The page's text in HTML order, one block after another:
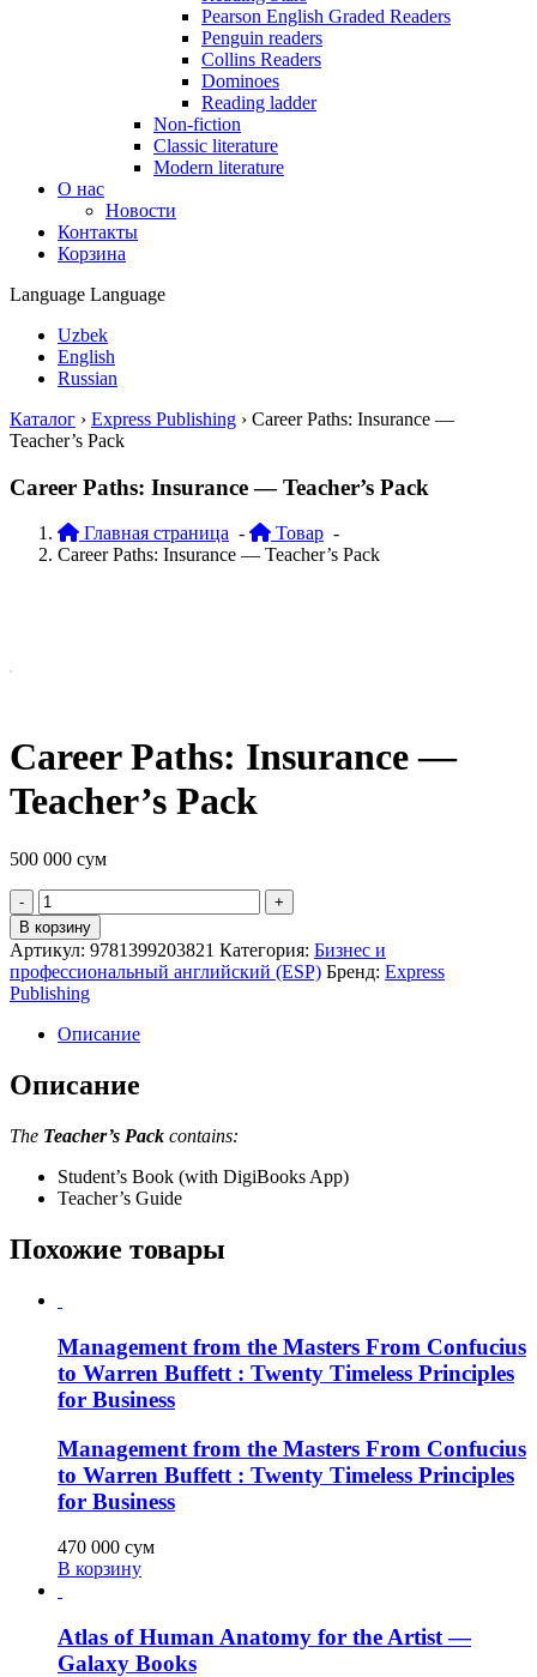
Pearson English Graded Readers
Penguin readers
Collins Readers
Dominoes
Reading ladder
Non-fiction
Classic literature
Modern literature
О нас
Новости
Контакты
Корзина
Language Language
Uzbek
English
Russian
Каталог › Express Publishing › Career Paths: Insurance —
Teacher’s Pack
Career Paths: Insurance — Teacher’s Pack
Главная страница - Товар -
Career Paths: Insurance — Teacher’s Pack
Career Paths: Insurance —
Teacher’s Pack
500 000 сум
Quantity
В корзину
Артикул: 9781399203821 Категория: Бизнес и
профессиональный английский (ESP) Бренд: Express
Publishing
Описание
Описание
The Teacher’s Pack contains:
Student’s Book (with DigiBooks App)
Teacher’s Guide
Похожие товары
Management from the Masters From Confucius
to Warren Buffett : Twenty Timeless Principles
for Business
Management from the Masters From Confucius
to Warren Buffett : Twenty Timeless Principles
for Business
470 000 сум
В корзину
Atlas of Human Anatomy for the Artist —
Galaxy Books